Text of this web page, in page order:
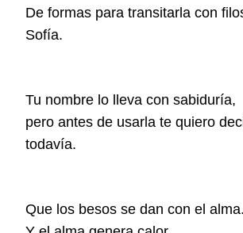
De formas para transitarla con
Sofía.
Tu nombre lo lleva con sabiduría,
pero antes de usarla te quiero
todavía.
Que los besos se dan con el alma.